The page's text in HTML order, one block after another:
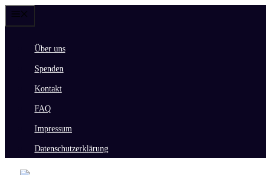
Zum
springenÜber uns
Spenden
Kontakt
FAQ
Impressum
Datenschutzerklärung